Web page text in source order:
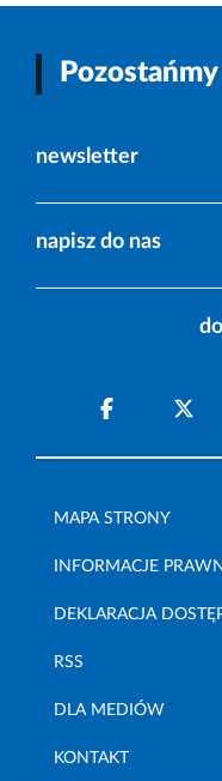
newsletter
napisz do nas
MAPA STRONY
INFORMACJE
DEKLARACJA
RSS
DLA MEDIÓW
KONTAKT